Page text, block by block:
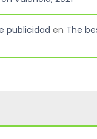
publicidad en The